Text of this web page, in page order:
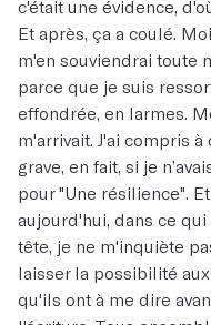
c'était une évidence,
Et après, ça a coulé.
m'en souviendrai toute
parce que je suis
effondrée, en larmes.
m'arrivait. J'ai compris
grave, en fait, si je
pour "Une résilience".
aujourd'hui, dans ce
tête, je ne m'inquiète
laisser la possibilité
qu'ils ont à me dire